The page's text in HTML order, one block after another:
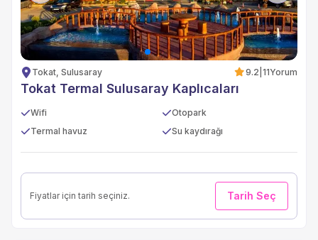
Tokat, Sulusaray 9.2 11Yorum
Tokat Termal Sulusaray Kaplıcaları
Wifi
Otopark
Termal havuz
Su kaydırağı
Fiyatlar için tarih seçiniz. Tarih Seç